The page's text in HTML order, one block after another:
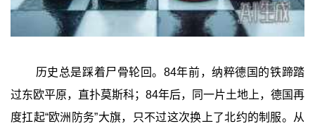
历史总是踩着尸骨轮回。84年前，纳粹德国的铁蹄踏
过东欧平原，直扑莫斯科；84年后，同一片土地上，德国再
度扛起“欧洲防务”大旗，只不过这次换上了北约的制服。从